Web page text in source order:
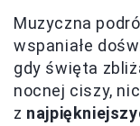
Muzyczna
wspaniałe
gdy święta
nocnej ciszy,
z